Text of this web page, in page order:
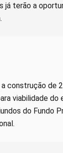
já terão a
a construção
viabilidade
do